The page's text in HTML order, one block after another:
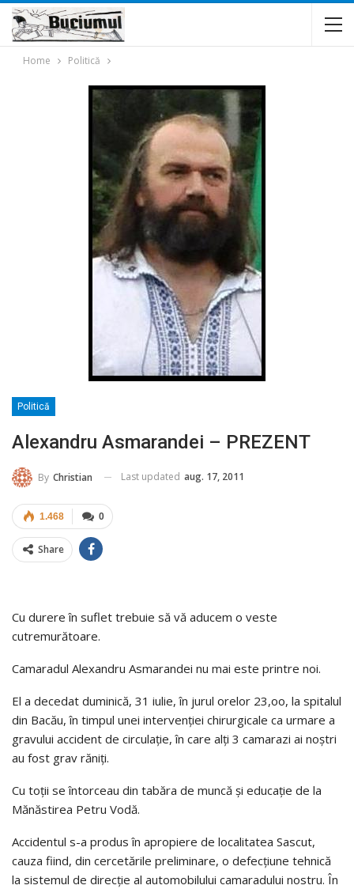
Home Politică
Politică
Alexandru Asmarandei – PREZENT
By Christian Last updated aug. 17, 2011
0
1.468
Share
Cu durere în suflet trebuie să vă aducem o veste
cutremurătoare.
Camaradul Alexandru Asmarandei nu mai este printre noi.
El a decedat duminică, 31 iulie, în jurul orelor 23,oo, la spitalul
din Bacău, în timpul unei intervenţiei chirurgicale ca urmare a
gravului accident de circulaţie, în care alţi 3 camarazi ai noştri
au fost grav răniţi.
Cu toţii se întorceau din tabăra de muncă şi educaţie de la
Mănăstirea Petru Vodă.
Accidentul s-a produs în apropiere de localitatea Sascut,
cauza fiind, din cercetările preliminare, o defecţiune tehnică
la sistemul de direcţie al automobilului camaradului nostru. În